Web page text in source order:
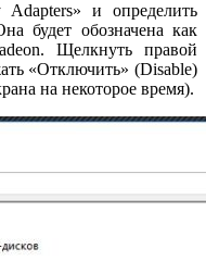
и определить
будет обозначена как
Щелкнуть правой
«Отключить» (Disable)
на некоторое время).